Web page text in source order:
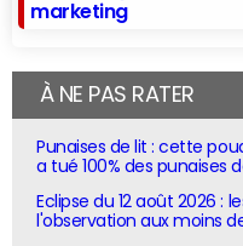
marketing
À NE PAS RATER
Punaises de lit : cette
a tué 100% des punaises
Eclipse du 12 août 2026 :
l'observation aux moins